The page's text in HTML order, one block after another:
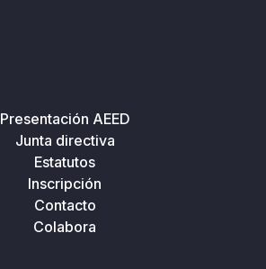
Presentación AEED
Junta directiva
Estatutos
Inscripción
Contacto
Colabora